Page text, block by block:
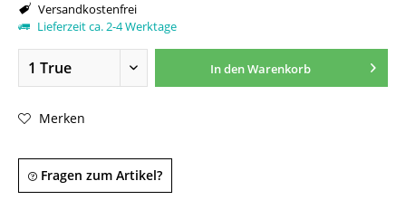
Versandkostenfrei
Lieferzeit ca. 2-4 Werktage
In denWarenkorb
Merken
Fragen zum Artikel?